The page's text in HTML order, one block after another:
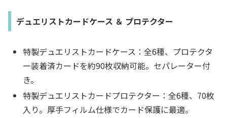
デュエリストカードケース ＆ プロテクター
特製デュエリストカードケース：全6種、プロテクタ
ー装着済カードを約90枚収納可能。セパレーター付
き。
特製デュエリストカードプロテクター：全6種、70枚
入り。厚手フィルム仕様でカード保護に最適。